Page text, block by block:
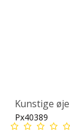
Kunstige
Px40389